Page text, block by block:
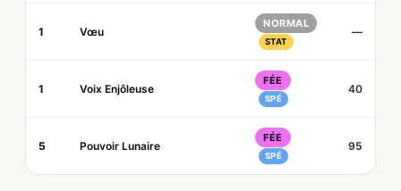
1 Vœu
NORMAL
STAT
—
1 Voix Enjôleuse
FÉE
SPÉ
40
5 Pouvoir Lunaire
FÉE
SPÉ
95